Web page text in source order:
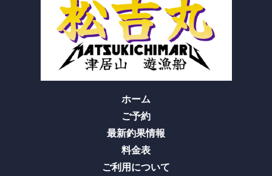
ホーム
ご予約
最新釣果情報
料金表
ご利用について